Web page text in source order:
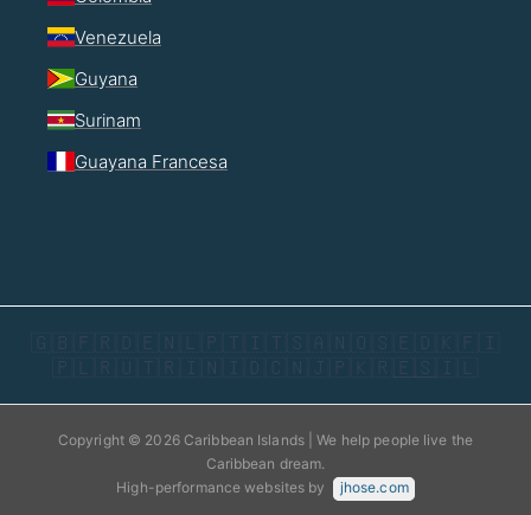
Venezuela
Guyana
Surinam
Guayana Francesa
🇬🇧 🇫🇷 🇩🇪 🇳🇱 🇵🇹 🇮🇹 🇸🇦 🇳🇴 🇸🇪 🇩🇰 🇫🇮
🇵🇱 🇷🇺 🇹🇷 🇮🇳 🇮🇩 🇨🇳 🇯🇵 🇰🇷 🇪🇸 🇮🇱
Copyright © 2026 Caribbean Islands | We help people live the
Caribbean dream.
High-performance websites by
jhose.com